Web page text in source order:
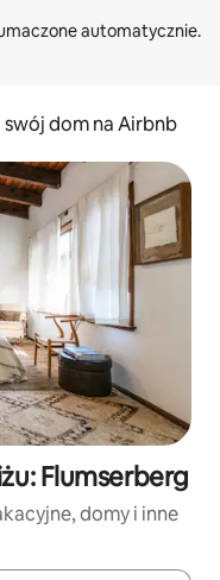
dom na Airbnb
Flumserberg
domy i inne